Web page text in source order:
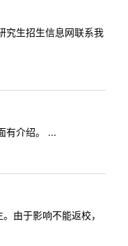
究生招生信息网联系我
有介绍。 ...
由于影响不能返校，